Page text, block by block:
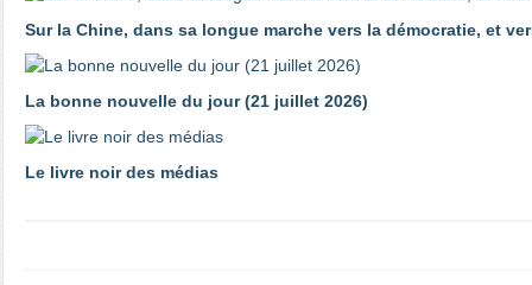
Sur la Chine, dans sa longue marche vers la démocratie, et
La bonne nouvelle du jour (21 juillet 2026)
Le livre noir des médias